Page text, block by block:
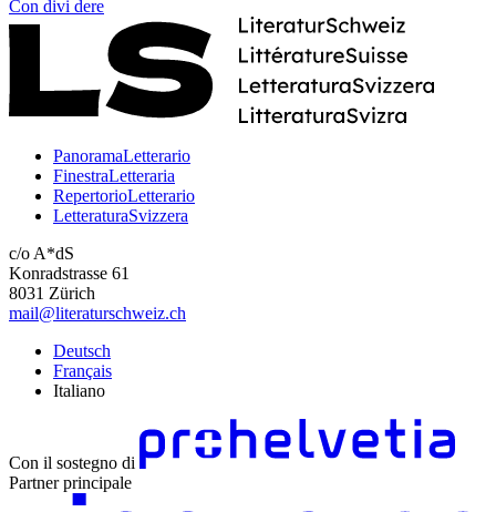
Con divi dere
PanoramaLetterario
FinestraLetteraria
RepertorioLetterario
LetteraturaSvizzera
c/o A*dS
Konradstrasse 61
8031 Zürich
mail@literaturschweiz.ch
Deutsch
Français
Italiano
Con il sostegno di
Partner principale